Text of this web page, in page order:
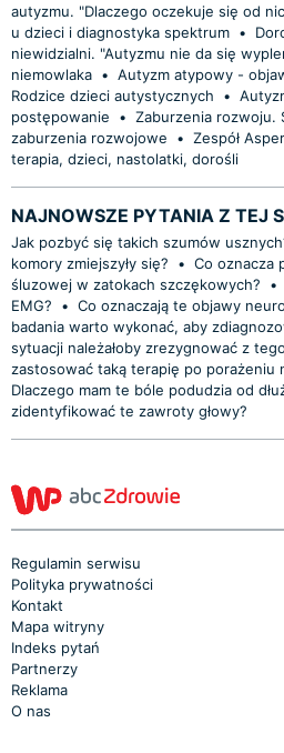
autyzmu. "Dlaczego oczekuje się od
u dzieci i diagnostyka spektrum •
niewidzialni. "Autyzmu nie da się
niemowlaka • Autyzm atypowy -
Rodzice dzieci autystycznych
•
postępowanie
• Zaburzenia rozwoju.
zaburzenia rozwojowe
• Zespół
terapia, dzieci, nastolatki, dorośli
NAJNOWSZE PYTANIA Z TEJ
Jak pozbyć się takich szumów
komory zmiejszyły się?
• Co oznacza
śluzowej w zatokach szczękowych?
•
EMG?
• Co oznaczają te objawy
badania warto wykonać, aby
sytuacji należałoby zrezygnować z
zastosować taką terapię po porażeniu
Dlaczego mam te bóle podudzia od
zidentyfikować te zawroty głowy?
Regulamin serwisu
Polityka prywatności
Kontakt
Mapa witryny
Indeks pytań
Partnerzy
Reklama
O nas